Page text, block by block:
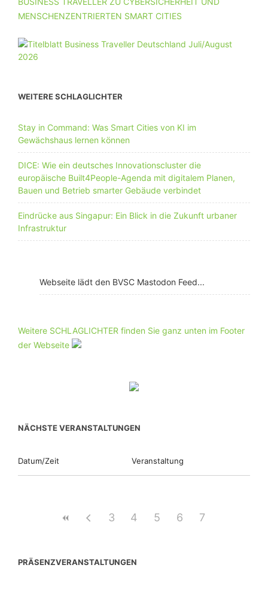
MENSCHENZENTRIERTEN SMART CITIES
WEITERE SCHLAGLICHTER
Stay in Command: Was Smart Cities von KI im
Gewächshaus lernen können
DICE: Wie ein deutsches Innovationscluster die
europäische Built4People-Agenda mit digitalem Planen,
Bauen und Betrieb smarter Gebäude verbindet
Eindrücke aus Singapur: Ein Blick in die Zukunft urbaner
Infrastruktur
Webseite lädt den BVSC Mastodon Feed...
Weitere SCHLAGLICHTER finden Sie ganz unten im Footer
der Webseite
NÄCHSTE VERANSTALTUNGEN
Datum/Zeit Veranstaltung
3 4 5 6 7
PRÄSENZVERANSTALTUNGEN